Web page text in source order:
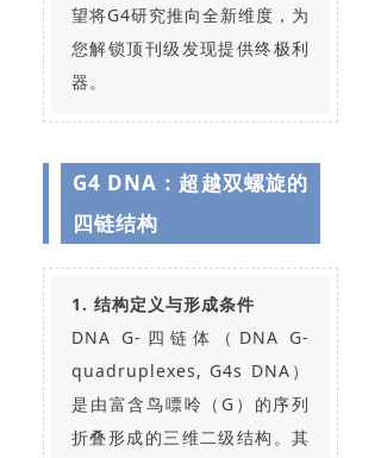
望将G4研究推向全新维度，为
您解锁顶刊级发现提供终极利
器。
G4 DNA：超越双螺旋的
四链结构
1. 结构定义与形成条件
DNA G-四链体（DNA G-
quadruplexes, G4s DNA）
是由富含鸟嘌呤（G）的序列
折叠形成的三维二级结构。其